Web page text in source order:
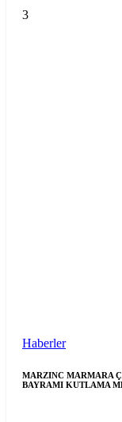
3
Haberler
MARZINC MARMARA
BAYRAMI KUTLAMA